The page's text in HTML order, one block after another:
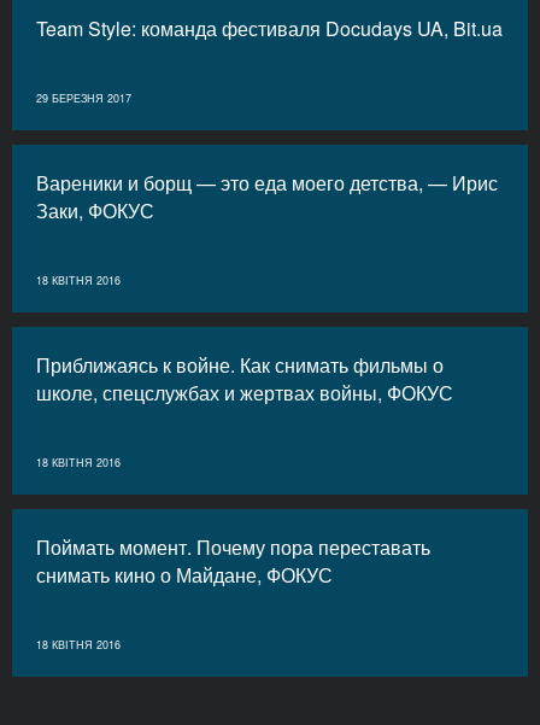
Team Style: команда фестиваля Docudays UA, Bit.ua
29 БЕРЕЗНЯ 2017
Вареники и борщ — это еда моего детства, — Ирис
Заки, ФОКУС
18 КВІТНЯ 2016
Приближаясь к войне. Как снимать фильмы о
школе, спецслужбах и жертвах войны, ФОКУС
18 КВІТНЯ 2016
Поймать момент. Почему пора переставать
снимать кино о Майдане, ФОКУС
18 КВІТНЯ 2016